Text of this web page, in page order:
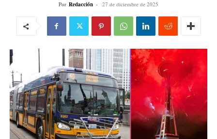
Por Redacción - 27 de diciembre de 2025